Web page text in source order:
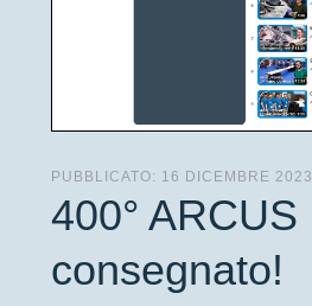
PUBBLICATO: 16 DICEMBRE 2023
400° ARCUS
consegnato!